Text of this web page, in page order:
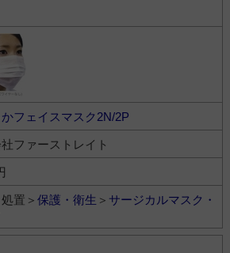
フェイスマスク2N/2P
ファーストレイト
置＞ 保護・衛生 ＞ サージカルマスク・